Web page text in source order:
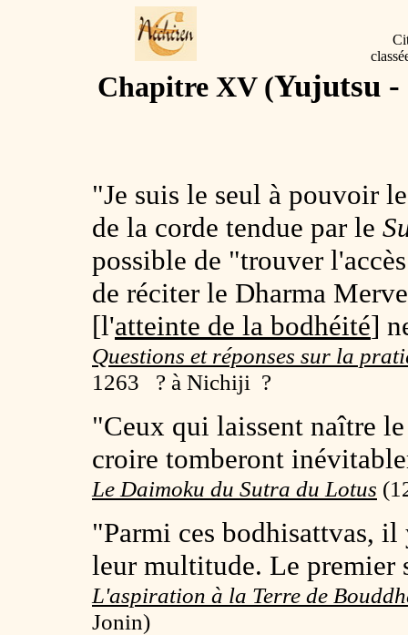
Chapitre XV (Yujutsu -
"Je suis le seul à pouvoir
de la corde tendue par le
possible de "trouver
de réciter le Dharma
[l'atteinte de la bodhéité]
Questions et réponses sur la
1263 ? à Nichiji ?
"Ceux qui laissent naître
croire tomberont
Le Daimoku du Sutra du Lotus (
"Parmi ces bodhisattvas,
leur multitude. Le premier
L'aspiration à la Terre de
Jonin)